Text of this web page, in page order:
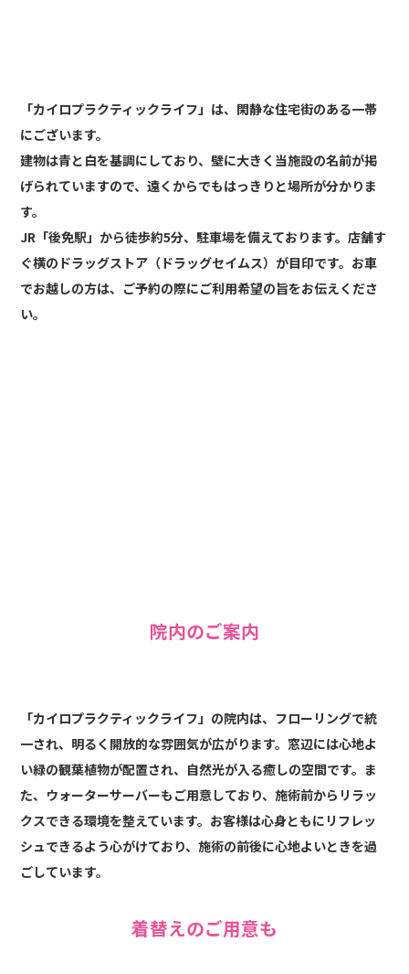
「カイロプラクティックライフ」は、閑静な住宅街のある一帯
にございます。
建物は青と白を基調にしており、壁に大きく当施設の名前が掲
げられていますので、遠くからでもはっきりと場所が分かりま
す。
JR「後免駅」から徒歩約5分、駐車場を備えております。店舗す
ぐ横のドラッグストア（ドラッグセイムス）が目印です。お車
でお越しの方は、ご予約の際にご利用希望の旨をお伝えくださ
い。
院内のご案内
「カイロプラクティックライフ」の院内は、フローリングで統
一され、明るく開放的な雰囲気が広がります。窓辺には心地よ
い緑の観葉植物が配置され、自然光が入る癒しの空間です。ま
た、ウォーターサーバーもご用意しており、施術前からリラッ
クスできる環境を整えています。お客様は心身ともにリフレッ
シュできるよう心がけており、施術の前後に心地よいときを過
ごしています。
着替えのご用意も